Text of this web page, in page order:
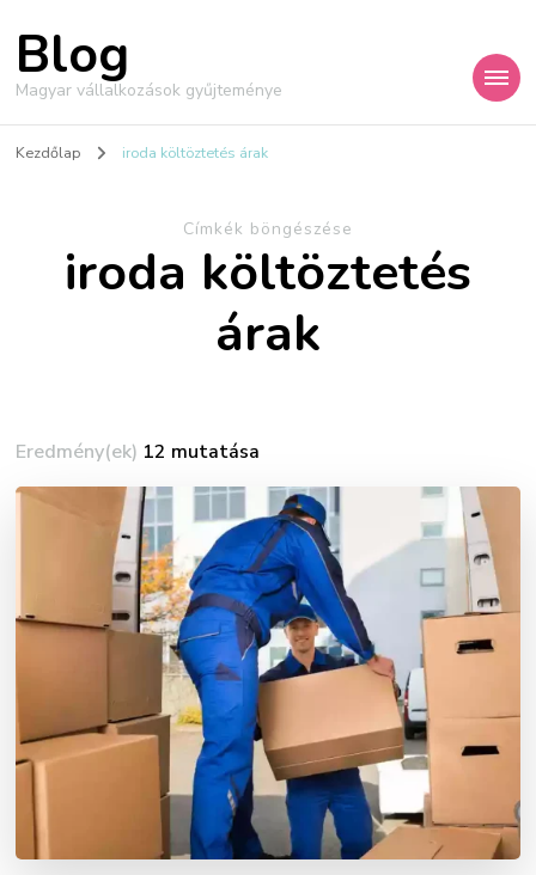
Blog
Magyar vállalkozások gyűjteménye
Kezdőlap iroda költöztetés árak
Címkék böngészése
iroda költöztetés
árak
Eredmény(ek) 12 mutatása